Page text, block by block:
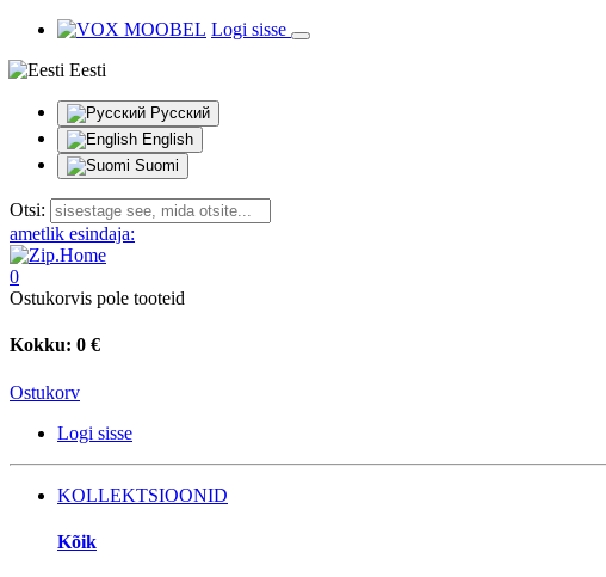
Logi sisse
Eesti
Русский
English
Suomi
Otsi:
ametlik esindaja:
0
Ostukorvis pole tooteid
Kokku: 0 €
Ostukorv
Logi sisse
KOLLEKTSIOONID
Kõik